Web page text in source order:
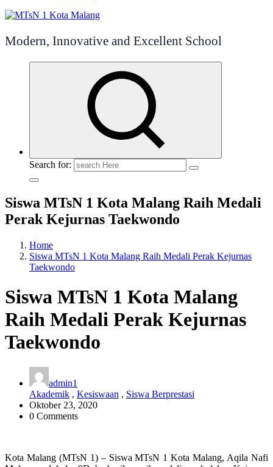
Modern, Innovative and Excellent School
Search for:
Siswa MTsN 1 Kota Malang Raih Medali
Perak Kejurnas Taekwondo
Home
Siswa MTsN 1 Kota Malang Raih Medali Perak Kejurnas
Taekwondo
Siswa MTsN 1 Kota Malang
Raih Medali Perak Kejurnas
Taekwondo
admin1
Akademik , Kesiswaan , Siswa Berprestasi
Oktober 23, 2020
0 Comments
Kota Malang (MTsN 1) – Siswa MTsN 1 Kota Malang, Aqila Nafi